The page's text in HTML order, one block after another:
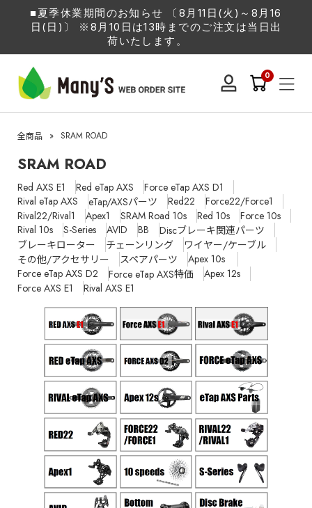
■夏季休業期間のお知らせ 〔8月11日(火)～8月16
日(日)〕 ※8月10日は13時までのご注文は当日出
荷いたします。
0
全商品 » SRAM ROAD
SRAM ROAD
Red AXS E1 Red eTap AXS
Force eTap AXS D1
Rival eTap AXS
eTap/AXSパーツ Red22
Force22/Force1
Rival22/Rival1
Apex1 SRAM Road 10s Red 10s
Force 10s
Rival 10s
S-Series AVID BB
Discブレーキ関連パーツ
ブレーキローター
チェーンリング
ワイヤー/ケーブル
その他/アクセサリー
スペアパーツ
Apex 10s
Force eTap AXS D2
Force eTap AXS特価
Apex 12s
Force AXS E1
Rival AXS E1